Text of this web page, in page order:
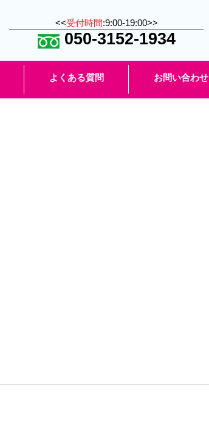
<<受付時間:9:00-19:00>>
050-3152-1934
よくある質問 お問い合わせ